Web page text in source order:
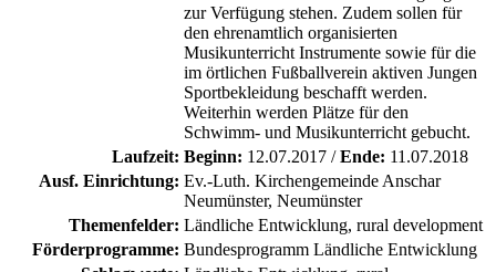
zur Verfügung stehen. Zudem sollen für
den ehrenamtlich organisierten
Musikunterricht Instrumente sowie für die
im örtlichen Fußballverein aktiven Jungen
Sportbekleidung beschafft werden.
Weiterhin werden Plätze für den
Schwimm- und Musikunterricht gebucht.
Laufzeit: Beginn: 12.07.2017 /Ende: 11.07.2018
Ausf. Einrichtung: Ev.-Luth. Kirchengemeinde Anschar
Neumünster, Neumünster
Themenfelder: Ländliche Entwicklung, rural development
Förderprogramme: Bundesprogramm Ländliche Entwicklung